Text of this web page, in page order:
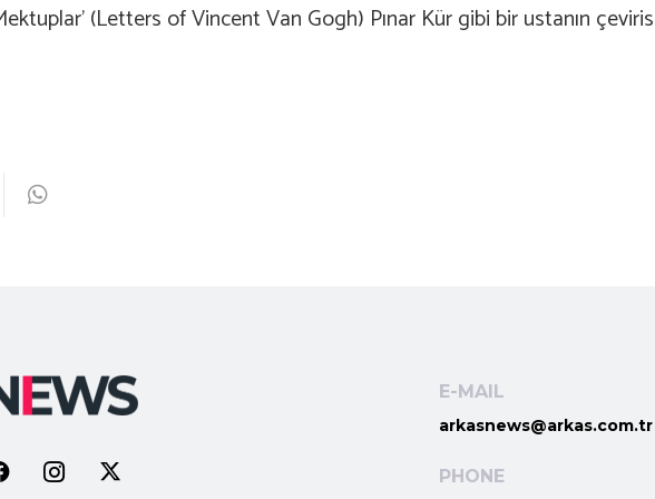
Mektuplar’ (Letters of Vincent Van Gogh) Pınar Kür gibi bir ustanın
E-MAIL
arkasnews@arkas.com.tr
PHONE